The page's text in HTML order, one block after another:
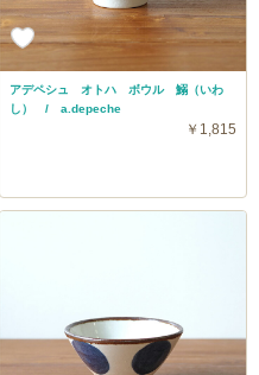
アデペシュ オトハ ボウル 鰯（いわ
し） / a.depeche
￥1,815